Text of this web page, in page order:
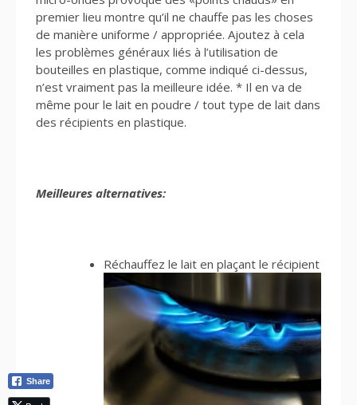
premier lieu montre qu’il ne chauffe pas les choses
de manière uniforme / appropriée. Ajoutez à cela
les problèmes généraux liés à l’utilisation de
bouteilles en plastique, comme indiqué ci-dessus,
n’est vraiment pas la meilleure idée. * Il en va de
même pour le lait en poudre / tout type de lait dans
des récipients en plastique.
Meilleures alternatives:
Réchauffez le lait en plaçant le récipient
Share